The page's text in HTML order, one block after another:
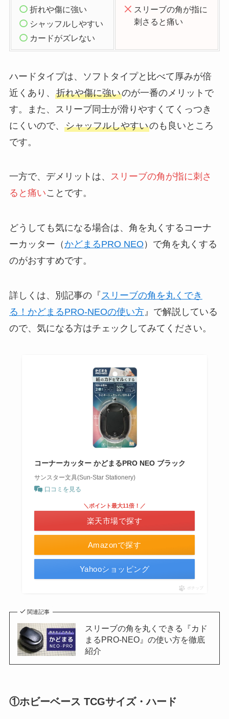
折れや傷に強い
シャッフルしやすい
カードがズレない
スリーブの角が指に
刺さると痛い
ハードタイプは、ソフトタイプと比べて厚みが倍
近くあり、 折れや傷に強いのが一番のメリットで
す。また、スリーブ同士が滑りやすくてくっつき
にくいので、 シャッフルしやすいのも良いところ
です。
一方で、デメリットは、 スリーブの角が指に刺さ
ると痛いことです。
どうしても気になる場合は、角を丸くするコーナ
ーカッター（かどまるPRO NEO ）で角を丸くする
のがおすすめです。
詳しくは、別記事の『スリーブの角を丸くでき
る！かどまるPRO-NEOの使い方』で解説している
ので、気になる方はチェックしてみてください。
コーナーカッター かどまるPRO NEO ブラック
サンスター文具(Sun-Star Stationery)
口コミを見る
Amazonで探す
＼ポイント最大11倍！／
楽天市場で探す
Yahooショッピング
ポチップ
関連記事
スリーブの角を丸くできる『カド
まるPRO-NEO』の使い方を徹底
紹介
①ホビーベース TCGサイズ・ハード